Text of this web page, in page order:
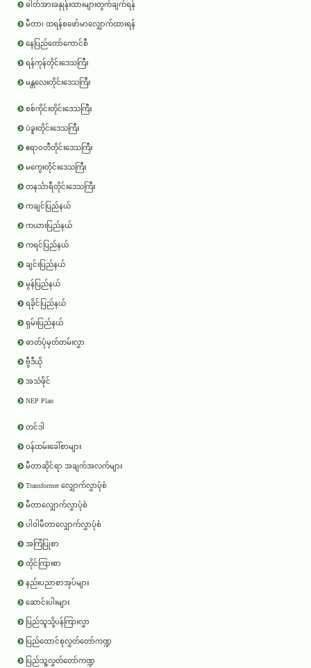
ဓါတ်အားခနှုန်းထားများတွက်ချက်ရန်
မီတာ၊ ထရန်စဖော်မာလျှောက်ထားရန်
နေပြည်တော်ကောင်စီ
ရန်ကုန်တိုင်းဒေသကြီး
မန္တလေးတိုင်းဒေသကြီး
စစ်ကိုင်းတိုင်းဒေသကြီး
ပဲခူးတိုင်းဒေသကြီး
ဧရာ၀တီတိုင်းဒေသကြီး
မကွေးတိုင်းဒေသကြီး
တနင်္သာရီတိုင်းဒေသကြီး
ကချင်ပြည်နယ်
ကယားပြည်နယ်
ကရင်ပြည်နယ်
ချင်းပြည်နယ်
မွန်ပြည်နယ်
ရခိုင်ပြည်နယ်
ရှမ်းပြည်နယ်
ဓာတ်ပုံမှတ်တမ်းလွှာ
ဗွီဒီယို
အသံဖိုင်
NEP Plan
တင်ဒါ
ဝန်ထမ်းခေါ်စာများ
မီတာဆိုင်ရာ အချက်အလက်များ
Transformer လျှောက်လွှာပုံစံ
မီတာလျှောက်လွှာပုံစံ
ပါဝါမီတာလျှောက်လွှာပုံစံ
အကြံပြုစာ
တိုင်ကြားစာ
နည်းပညာစာအုပ်များ
ဆောင်းပါးများ
ပြည်သူသို့ပန်ကြားလွှာ
ပြည်ထောင်စုလွှတ်တော်ကဏ္ဍ
ပြည်သူ့လွှတ်တော်ကဏ္ဍ